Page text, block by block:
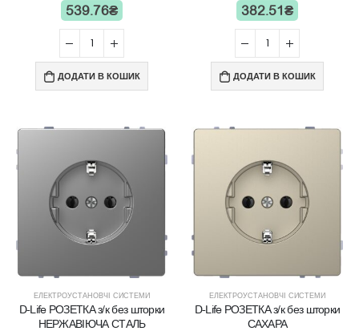
539.76₴
ДОДАТИ В КОШИК
382.51₴
ДОДАТИ В КОШИК
ЕЛЕКТРОУСТАНОВЧІ СИСТЕМИ
D-Life РОЗЕТКА з/к без шторки
НЕРЖАВІЮЧА СТАЛЬ
ЕЛЕКТРОУСТАНОВЧІ СИСТЕМИ
D-Life РОЗЕТКА з/к без шторки
САХАРА